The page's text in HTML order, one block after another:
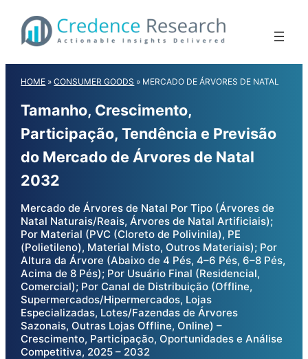
content
HOME »CONSUMER GOODS » MERCADO DE ÁRVORES DE NATAL
Tamanho, Crescimento,
Participação, Tendência e Previsão
do Mercado de Árvores de Natal
2032
Mercado de Árvores de Natal Por Tipo (Árvores de
Natal Naturais/Reais, Árvores de Natal Artificiais);
Por Material (PVC (Cloreto de Polivinila), PE
(Polietileno), Material Misto, Outros Materiais); Por
Altura da Árvore (Abaixo de 4 Pés, 4–6 Pés, 6–8 Pés,
Acima de 8 Pés); Por Usuário Final (Residencial,
Comercial); Por Canal de Distribuição (Offline,
Supermercados/Hipermercados, Lojas
Especializadas, Lotes/Fazendas de Árvores
Sazonais, Outras Lojas Offline, Online) –
Crescimento, Participação, Oportunidades e Análise
Competitiva, 2025 – 2032